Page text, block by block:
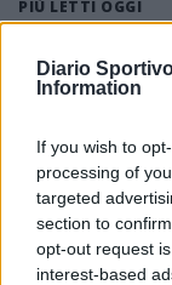
Diario
Information
If you wish to
processing of
targeted
section to
opt-out request
interest-based
PIÙ LETTI OGGI
5